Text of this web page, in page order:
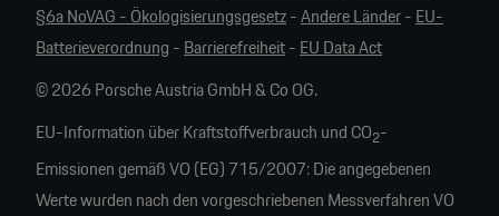
§6a NoVAG - Ökologisierungsgesetz-Andere Länder- EU-
Batterieverordnung - Barrierefreiheit- EU Data Act
© 2026 Porsche Austria GmbH & Co OG.
EU-Information über Kraftstoffverbrauch und CO2-
Emissionen gemäß VO (EG) 715/2007: Die angegebenen
Werte wurden nach den vorgeschriebenen Messverfahren VO